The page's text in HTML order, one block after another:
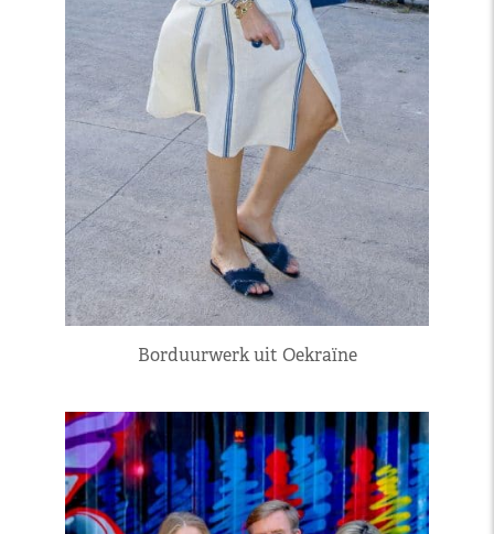
Borduurwerk uit Oekraïne